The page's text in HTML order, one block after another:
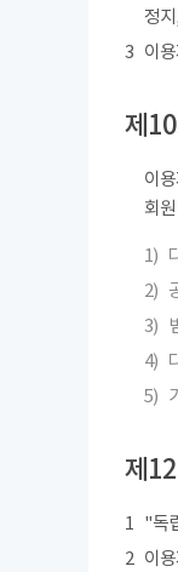
정
3 이
제
이
회
1)
2)
3)
4)
5)
제
1 "독
2 이